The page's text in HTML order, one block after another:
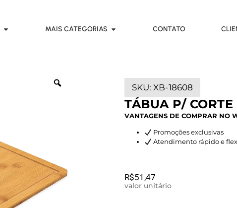
MAIS CATEGORIAS CONTATO
SKU: XB-18608
TÁBUA P/
VANTAGENS DE COMPRAR NO
Promoções exclusivas
Atendimento rápido e
R$51,47
valor unitário